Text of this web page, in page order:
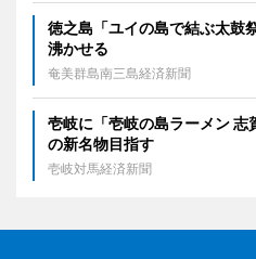
徳之島「ユイの島で結ぶ太
沸かせる
奄美群島南三島経済新聞
壱岐に「壱岐の島ラーメン
の新名物目指す
壱岐対馬経済新聞